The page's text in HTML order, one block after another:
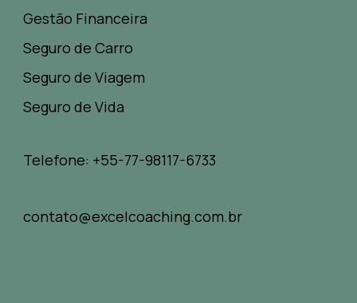
Gestão Financeira
Seguro de Carro
Seguro de Viagem
Seguro de Vida
Telefone: +55-77-98117-6733
contato@excelcoaching.com.br